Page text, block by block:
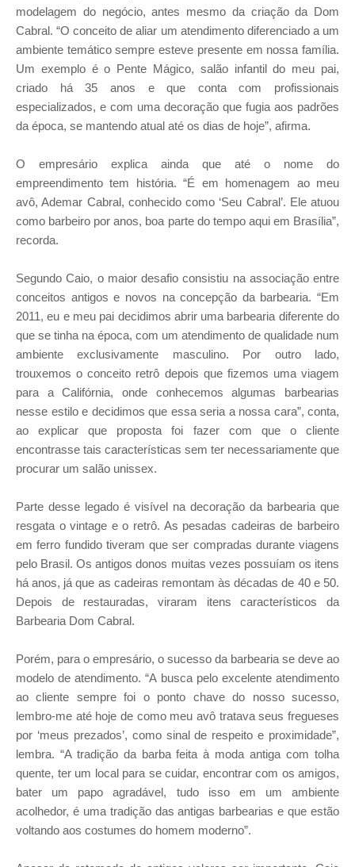
modelagem do negócio, antes mesmo da criação da Dom
Cabral. “O conceito de aliar um atendimento diferenciado a um
ambiente temático sempre esteve presente em nossa família.
Um exemplo é o Pente Mágico, salão infantil do meu pai,
criado há 35 anos e que conta com profissionais
especializados, e com uma decoração que fugia aos padrões
da época, se mantendo atual até os dias de hoje”, afirma.
O empresário explica ainda que até o nome do
empreendimento tem história. “É em homenagem ao meu
avô, Ademar Cabral, conhecido como ‘Seu Cabral’. Ele atuou
como barbeiro por anos, boa parte do tempo aqui em Brasília”,
recorda.
Segundo Caio, o maior desafio consistiu na associação entre
conceitos antigos e novos na concepção da barbearia. “Em
2011, eu e meu pai decidimos abrir uma barbearia diferente do
que se tinha na época, com um atendimento de qualidade num
ambiente exclusivamente masculino. Por outro lado,
trouxemos o conceito retrô depois que fizemos uma viagem
para a Califórnia, onde conhecemos algumas barbearias
nesse estilo e decidimos que essa seria a nossa cara”, conta,
ao explicar que proposta foi fazer com que o cliente
encontrasse tais características sem ter necessariamente que
procurar um salão unissex.
Parte desse legado é visível na decoração da barbearia que
resgata o vintage e o retrô. As pesadas cadeiras de barbeiro
em ferro fundido tiveram que ser compradas durante viagens
pelo Brasil. Os antigos donos muitas vezes possuíam os itens
há anos, já que as cadeiras remontam às décadas de 40 e 50.
Depois de restauradas, viraram itens característicos da
Barbearia Dom Cabral.
Porém, para o empresário, o sucesso da barbearia se deve ao
modelo de atendimento. “A busca pelo excelente atendimento
ao cliente sempre foi o ponto chave do nosso sucesso,
lembro-me até hoje de como meu avô tratava seus fregueses
por ‘meus prezados’, como sinal de respeito e proximidade”,
lembra. “A tradição da barba feita à moda antiga com tolha
quente, ter um local para se cuidar, encontrar com os amigos,
bater um papo agradável, tudo isso em um ambiente
acolhedor, é uma tradição das antigas barbearias e que estão
voltando aos costumes do homem moderno”.